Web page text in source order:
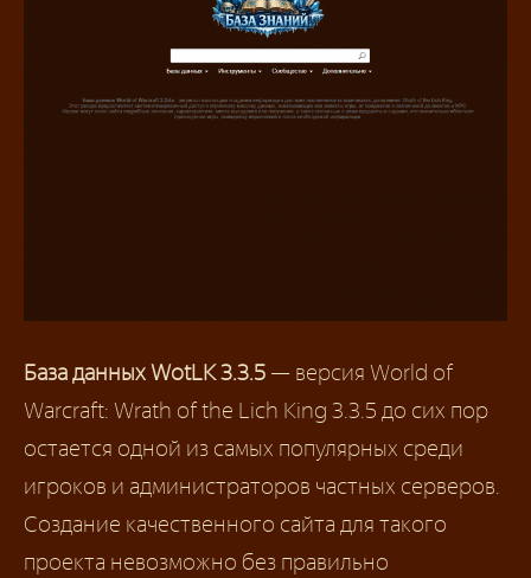
База данных WotLK 3.3.5 — версия World of
Warcraft: Wrath of the Lich King 3.3.5 до сих пор
остается одной из самых популярных среди
игроков и администраторов частных серверов.
Создание качественного сайта для такого
проекта невозможно без правильно